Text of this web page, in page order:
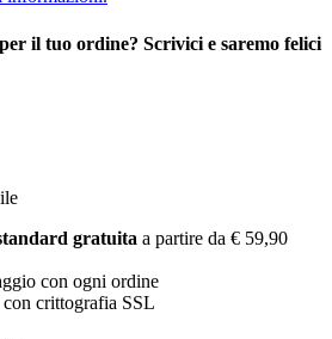
il tuo ordine? Scrivici e saremo felici
gratuita a partire da € 59,90
con ogni ordine
con crittografia SSL